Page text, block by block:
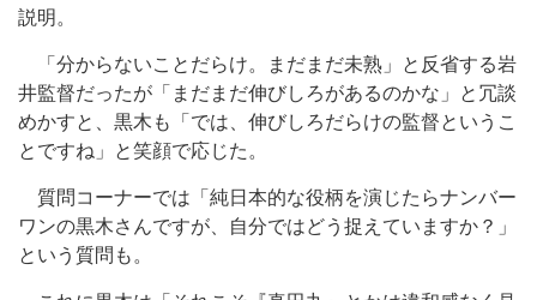
説明。
「分からないことだらけ。まだまだ未熟」と反省する岩
井監督だったが「まだまだ伸びしろがあるのかな」と冗談
めかすと、黒木も「では、伸びしろだらけの監督というこ
とですね」と笑顔で応じた。
質問コーナーでは「純日本的な役柄を演じたらナンバー
ワンの黒木さんですが、自分ではどう捉えていますか？」
という質問も。